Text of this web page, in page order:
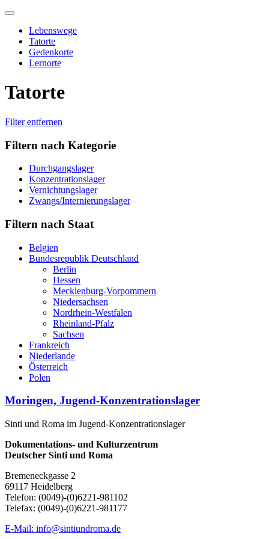
Skip
contentLebenswege
Tatorte
Gedenkorte
Lernorte
Tatorte
Filter entfernen
Filtern nach Kategorie
Durchgangslager
Konzentrationslager
Vernichtungslager
Zwangs/Internierungslager
Filtern nach Staat
Belgien
Bundesrepublik Deutschland
Berlin
Hessen
Mecklenburg-Vorpommern
Niedersachsen
Nordrhein-Westfalen
Rheinland-Pfalz
Sachsen
Frankreich
Niederlande
Österreich
Polen
Moringen, Jugend-Konzentrationslager
Sinti und Roma im Jugend-Konzentrationslager
Dokumentations- und Kulturzentrum
Deutscher Sinti und Roma
Bremeneckgasse 2
69117 Heidelberg
Telefon: (0049)-(0)6221-981102
Telefax: (0049)-(0)6221-981177
E-Mail: info@sintiundroma.de